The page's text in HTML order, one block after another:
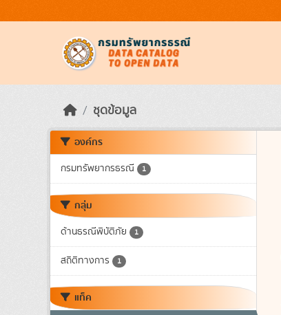
ชุดข้อมูล
องค์กร
กรมทรัพยากรธรณี 1
กลุ่ม
ด้านธรณีพิบัติภัย 1
สถิติทางการ 1
แท็ค